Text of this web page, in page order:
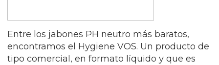
Entre los jabones PH neutro más baratos,
encontramos el Hygiene VOS. Un producto de
tipo comercial, en formato líquido y que es